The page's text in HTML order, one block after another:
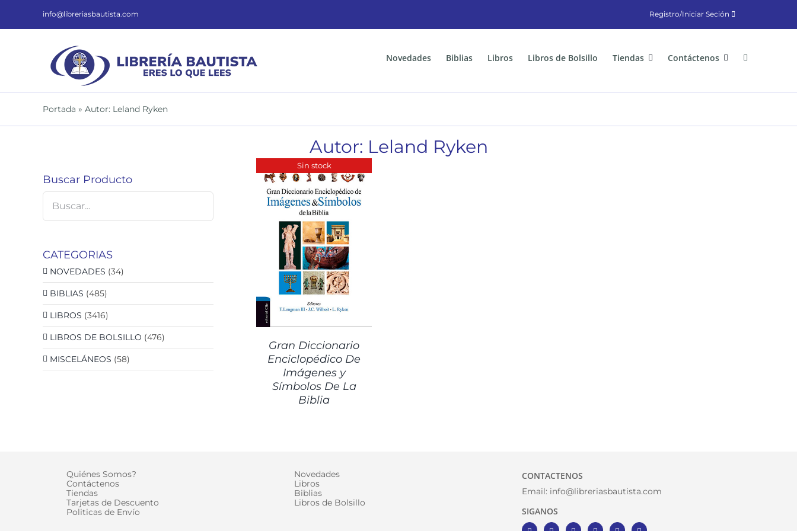
info@libreriasbautista.com Registro/Iniciar Seción
Novedades Biblias Libros Libros de Bolsillo Tiendas Contáctenos
Portada » Autor: Leland Ryken
Autor: Leland Ryken
Sin stock
Gran Diccionario
Enciclopédico De
Imágenes y
Símbolos De La
Biblia
Buscar Producto
CATEGORIAS
NOVEDADES (34)
BIBLIAS (485)
LIBROS (3416)
LIBROS DE BOLSILLO (476)
MISCELÁNEOS (58)
Quiénes Somos?
Contáctenos
Tiendas
Tarjetas de Descuento
Politicas de Envío
Novedades
Libros
Biblias
Libros de Bolsillo
CONTACTENOS
Email: info@libreriasbautista.com
SIGANOS